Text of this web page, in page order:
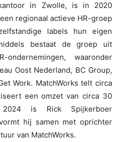
in Zwolle, is in 2020
regionaal actieve HR-groep
labels hun eigen
bestaat de groep uit
ondernemingen, waaronder
Oost Nederland, BC Group,
Work. MatchWorks telt circa
een omzet van circa 30
is Rick Spijkerboer
hij samen met oprichter
van MatchWorks.